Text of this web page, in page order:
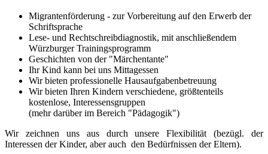
Migrantenförderung - zur Vorbereitung auf den Erwerb der
Schriftsprache
Lese- und Rechtschreibdiagnostik, mit anschließendem
Würzburger Trainingsprogramm
Geschichten von der "Märchentante"
Ihr Kind kann bei uns Mittagessen
Wir bieten professionelle Hausaufgabenbetreuung
Wir bieten Ihren Kindern verschiedene, größtenteils
kostenlose, Interessensgruppen
(mehr darüber im Bereich "Pädagogik")
Wir zeichnen uns aus durch unsere Flexibilität (bezügl. der
Interessen der Kinder, aber auch den Bedürfnissen der Eltern).